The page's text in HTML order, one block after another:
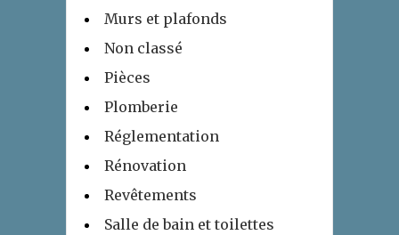
Murs et plafonds
Non classé
Pièces
Plomberie
Réglementation
Rénovation
Revêtements
Salle de bain et toilettes